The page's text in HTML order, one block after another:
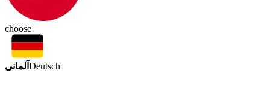
choose
آلمانی Deutsch